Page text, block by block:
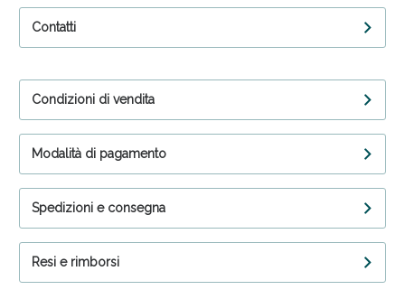
Contatti
Condizioni di vendita
Modalità di pagamento
Spedizioni e consegna
Resi e rimborsi